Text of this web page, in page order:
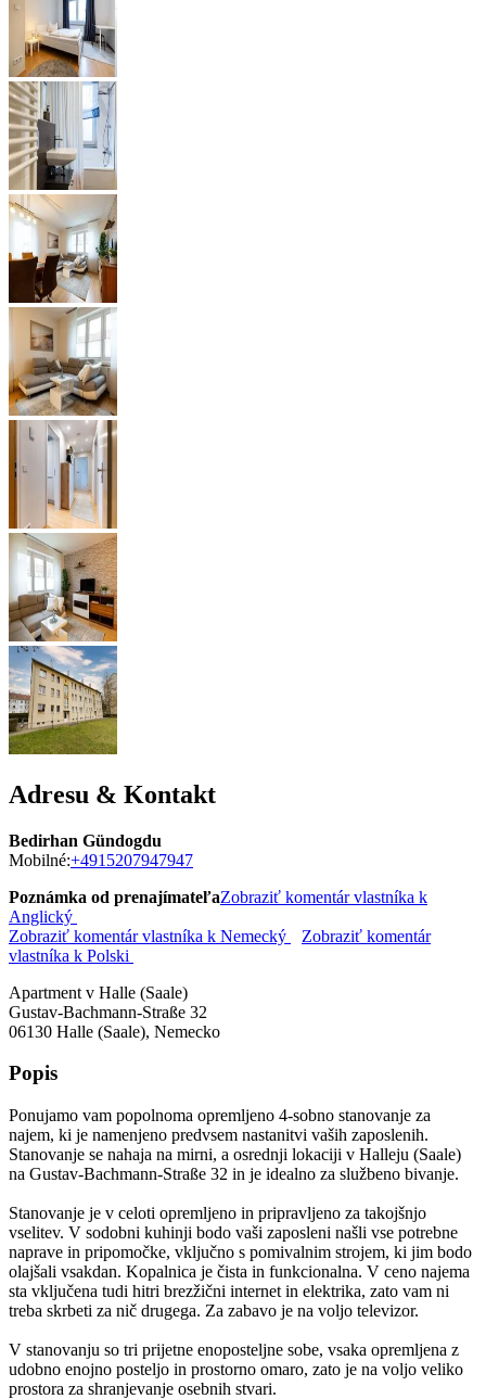
Adresu & Kontakt
Bedirhan Gündogdu
Mobilné:+4915207947947
Poznámka od prenajímateľaZobraziť komentár vlastníka k
Anglický
Zobraziť komentár vlastníka k Nemecký
Zobraziť komentár
vlastníka k Polski
Apartment v Halle (Saale)
Gustav-Bachmann-Straße 32
06130 Halle (Saale), Nemecko
Popis
Ponujamo vam popolnoma opremljeno 4-sobno stanovanje za
najem, ki je namenjeno predvsem nastanitvi vaših zaposlenih.
Stanovanje se nahaja na mirni, a osrednji lokaciji v Halleju (Saale)
na Gustav-Bachmann-Straße 32 in je idealno za službeno bivanje.
Stanovanje je v celoti opremljeno in pripravljeno za takojšnjo
vselitev. V sodobni kuhinji bodo vaši zaposleni našli vse potrebne
naprave in pripomočke, vključno s pomivalnim strojem, ki jim bodo
olajšali vsakdan. Kopalnica je čista in funkcionalna. V ceno najema
sta vključena tudi hitri brezžični internet in elektrika, zato vam ni
treba skrbeti za nič drugega. Za zabavo je na voljo televizor.
V stanovanju so tri prijetne enoposteljne sobe, vsaka opremljena z
udobno enojno posteljo in prostorno omaro, zato je na voljo veliko
prostora za shranjevanje osebnih stvari.